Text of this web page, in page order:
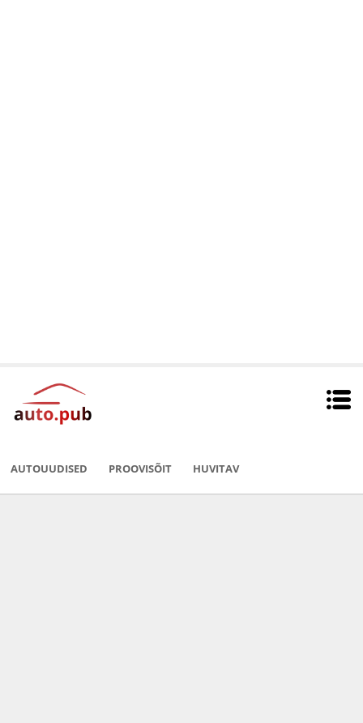
AUTOUUDISED PROOVISÕIT HUVITAV